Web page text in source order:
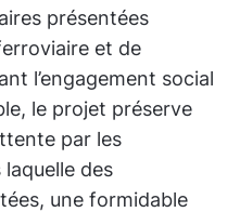
présentées
et de
l’engagement social
le projet préserve
par les
des
une formidable